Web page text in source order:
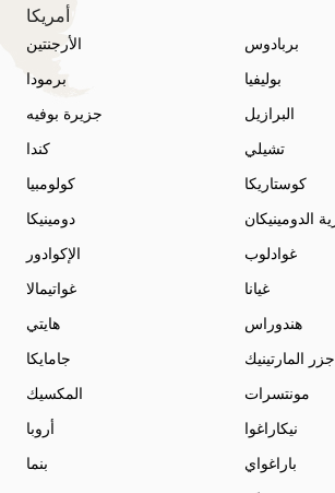
أمريكا
الأرجنتين
بربادوس
برمودا
بوليفيا
جزيرة بوفيه
البرازيل
كندا
تشيلي
كولومبيا
كوستاريكا
دومينيكا
الدومينيكان
الإكوادور
غوادلوب
غواتيمالا
غيانا
هايتي
هندوراس
جامايكا
جزر المارتينيك
المكسيك
مونتسرات
أروبا
نيكاراغوا
بنما
باراغواي